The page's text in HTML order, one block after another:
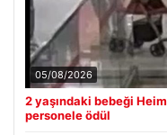
05/08/2026
2 yaşındaki bebeği
personele ödül